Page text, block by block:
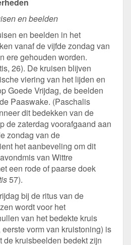
en beelden
en beelden in het
vanaf de vijfde zondag van
ere gehouden worden.
26). De kruisen blijven
viering van het lijden en
Goede Vrijdag, de beelden
Paaswake. (Paschalis
dit bedekken van de
de zaterdag voorafgaand aan
zondag van de
het aanbeveling om dit
van Wittre
een rode of paarse doek
57).
bij de ritus van de
wordt voor het
van het bedekte kruis
eerste vorm van kruistoning) is
de kruisbeelden bedekt zijn